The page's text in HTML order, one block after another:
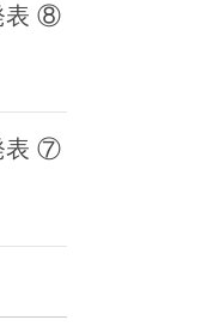
表 ⑧
表 ⑦